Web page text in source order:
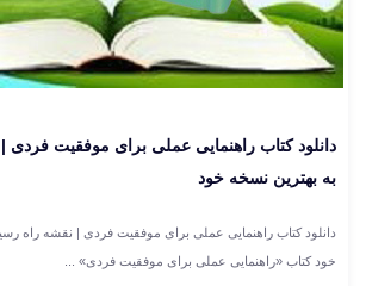
دانلود کتاب راهنمایی عملی برای موفقیت
به بهترین نسخه خود
دانلود کتاب راهنمایی عملی برای موفقیت فردی | نقشه راه
خود کتاب «راهنمایی عملی برای موفقیت فردی» ...